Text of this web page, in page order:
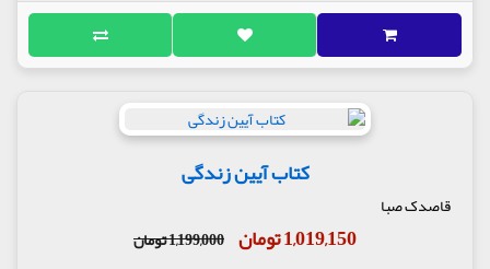
کتاب آیین زندگی
قاصدک صبا
1,019,150 تومان 1,199,000 تومان